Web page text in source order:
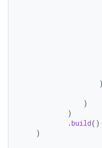
)
)
)
.build()
)